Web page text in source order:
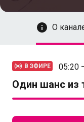
О
В ЭФИРЕ 05:20
Один шанс из